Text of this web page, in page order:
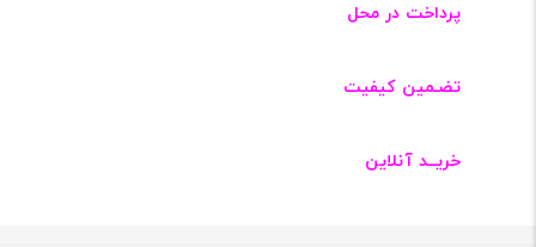
پرداخت در محل
تضـمین کیفیت
خریــد آنلاین